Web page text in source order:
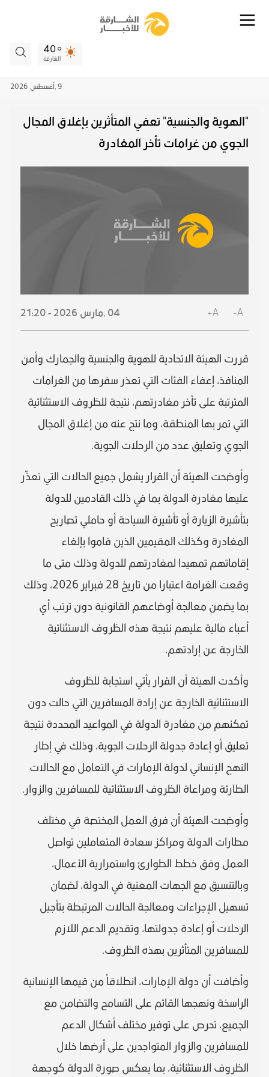
40
الشارقة
9 , أغسطس 2026
"الهوية والجنسية" تعفي المتأثرين بإغلاق المجال
الجوي من غرامات تأخر المغادرة
A-
A+
04 , مارس 2026 - 21:20
قررت الهيئة الاتحادية للهوية والجنسية والجمارك وأمن
المنافذ، إعفاء الفئات التي تعذر سفرها من الغرامات
المترتبة على تأخر مغادرتهم، نتيجة للظروف الاستثنائية
التي تمر بها المنطقة، وما نتج عنه من إغلاق المجال
الجوي وتعليق عدد من الرحلات الجوية.
وأوضحت الهيئة أن القرار يشمل جميع الحالات التي تعذّر
عليها مغادرة الدولة بما في ذلك القادمين للدولة
بتأشيرة الزيارة أو تأشيرة السياحة أو حاملي تصاريح
المغادرة وكذلك المقيمين الذين قاموا بإلغاء
إقاماتهم تمهيدا لمغادرتهم للدولة وذلك متى ما
وقعت الغرامة اعتبارا من تاريخ 28 فبراير 2026، وذلك
بما يضمن معالجة أوضاعهم القانونية دون ترتب أي
أعباء مالية عليهم نتيجة هذه الظروف الاستثنائية
الخارجة عن إرادتهم.
وأكدت الهيئة أن القرار يأتي استجابة للظروف
الاستثنائية الخارجة عن إرادة المسافرين التي حالت دون
تمكنهم من مغادرة الدولة في المواعيد المحددة نتيجة
تعليق أو إعادة جدولة الرحلات الجوية، وذلك في إطار
النهج الإنساني لدولة الإمارات في التعامل مع الحالات
الطارئة ومراعاة الظروف الاستثنائية للمسافرين والزوار.
وأوضحت الهيئة أن فرق العمل المختصة في مختلف
مطارات الدولة ومراكز سعادة المتعاملين تواصل
العمل وفق خطط الطوارئ واستمرارية الأعمال،
وبالتنسيق مع الجهات المعنية في الدولة، لضمان
تسهيل الإجراءات ومعالجة الحالات المرتبطة بتأجيل
الرحلات أو إعادة جدولتها، وتقديم الدعم اللازم
للمسافرين المتأثرين بهذه الظروف.
وأضافت أن دولة الإمارات، انطلاقاً من قيمها الإنسانية
الراسخة ونهجها القائم على التسامح والتضامن مع
الجميع، تحرص على توفير مختلف أشكال الدعم
للمسافرين والزوار المتواجدين على أرضها خلال
الظروف الاستثنائية، بما يعكس صورة الدولة كوجهة